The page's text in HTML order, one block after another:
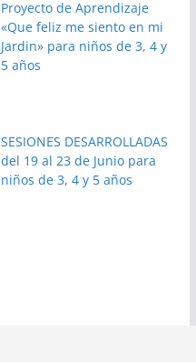
Proyecto de Aprendizaje
«Que feliz me siento en mi
Jardin» para niños de 3, 4 y
5 años
SESIONES DESARROLLADAS
del 19 al 23 de Junio para
niños de 3, 4 y 5 años